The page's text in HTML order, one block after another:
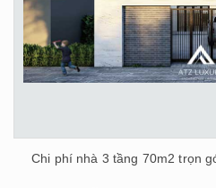
Chi phí nhà 3 tầng 70m2 trọn